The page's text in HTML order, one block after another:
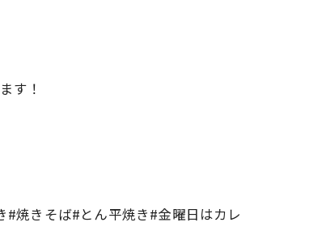
す！
焼きそば#とん平焼き#金曜日はカレ